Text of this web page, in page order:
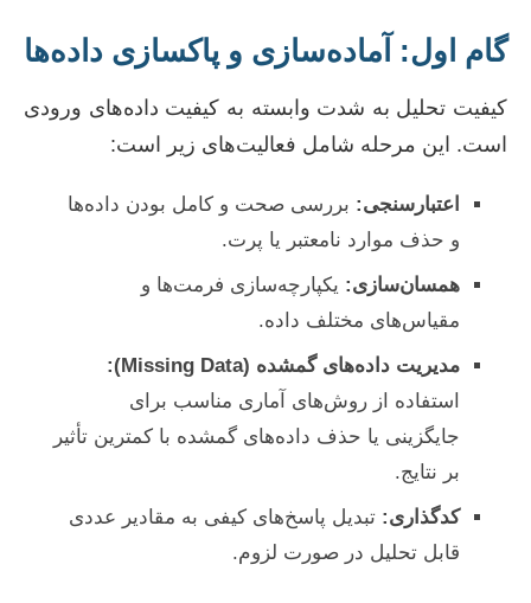
گام اول: آماده‌سازی و پاکسازی داده‌ها
کیفیت تحلیل به شدت وابسته به کیفیت داده‌های ورودی
است. این مرحله شامل فعالیت‌های زیر است:
اعتبارسنجی: بررسی صحت و کامل بودن داده‌ها
و حذف موارد نامعتبر یا پرت.
همسان‌سازی: یکپارچه‌سازی فرمت‌ها و
مقیاس‌های مختلف داده.
مدیریت داده‌های گمشده (Missing Data):
استفاده از روش‌های آماری مناسب برای
جایگزینی یا حذف داده‌های گمشده با کمترین تأثیر
بر نتایج.
کدگذاری: تبدیل پاسخ‌های کیفی به مقادیر عددی
قابل تحلیل در صورت لزوم.